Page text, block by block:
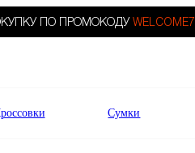
ПО ПРОМОКОДУ WELCOME7.
Сумки